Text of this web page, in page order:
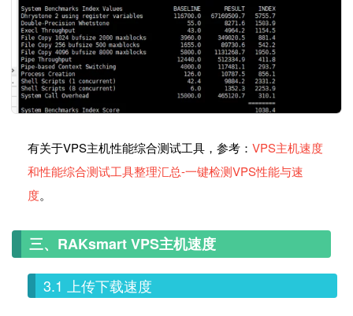
有关于VPS主机性能综合测试工具，参考： VPS主机速度
和性能综合测试工具整理汇总-一键检测VPS性能与速
度。
三、RAKsmart VPS主机速度
3.1 上传下载速度